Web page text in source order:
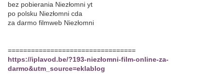
bez pobierania Niezłomni yt
po polsku Niezłomni cda
za darmo filmweb Niezłomni
=================================
https://iplavod.be/?193-niezłomni-film-online-za-
darmo&utm_source=eklablog